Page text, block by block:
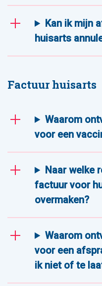
Kan ik mijn
huisarts
Factuur huisarts
Waarom
voor een
Naar welke
factuur voor
overmaken?
Waarom
voor een
ik niet of te